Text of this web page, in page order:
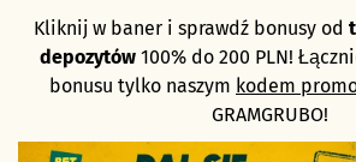
Kliknij w baner i sprawdź bonusy od
depozytów 100% do 200 PLN!
bonusu tylko naszym kodem
GRAMGRUBO!